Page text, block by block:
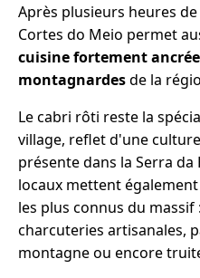
Après plusieurs heures
Cortes do Meio permet
cuisine fortement
montagnardesde la
Le cabri rôti reste la
village, reflet d'une
présente dans la Serra
locaux mettent
les plus connus du
charcuteries artisanales,
montagne ou encore